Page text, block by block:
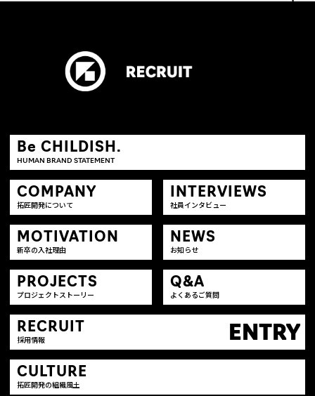
Be CHILDISH.
HUMAN BRAND STATEMENT
COMPANY
拓匠開発について
INTERVIEWS
社員インタビュー
MOTIVATION
新卒の入社理由
NEWS
お知らせ
PROJECTS
プロジェクトストーリー
Q&A
よくあるご質問
CULTURE
拓匠開発の組織風土
RECRUIT
採用情報 ENTRY